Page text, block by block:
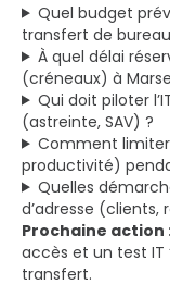
Quel budget
transfert de
À quel délai
(créneaux) à
Qui doit piloter
(astreinte, SAV) ?
Comment limiter
productivité)
Quelles
d’adresse (clients,
Prochaine action
accès et un test IT
transfert.